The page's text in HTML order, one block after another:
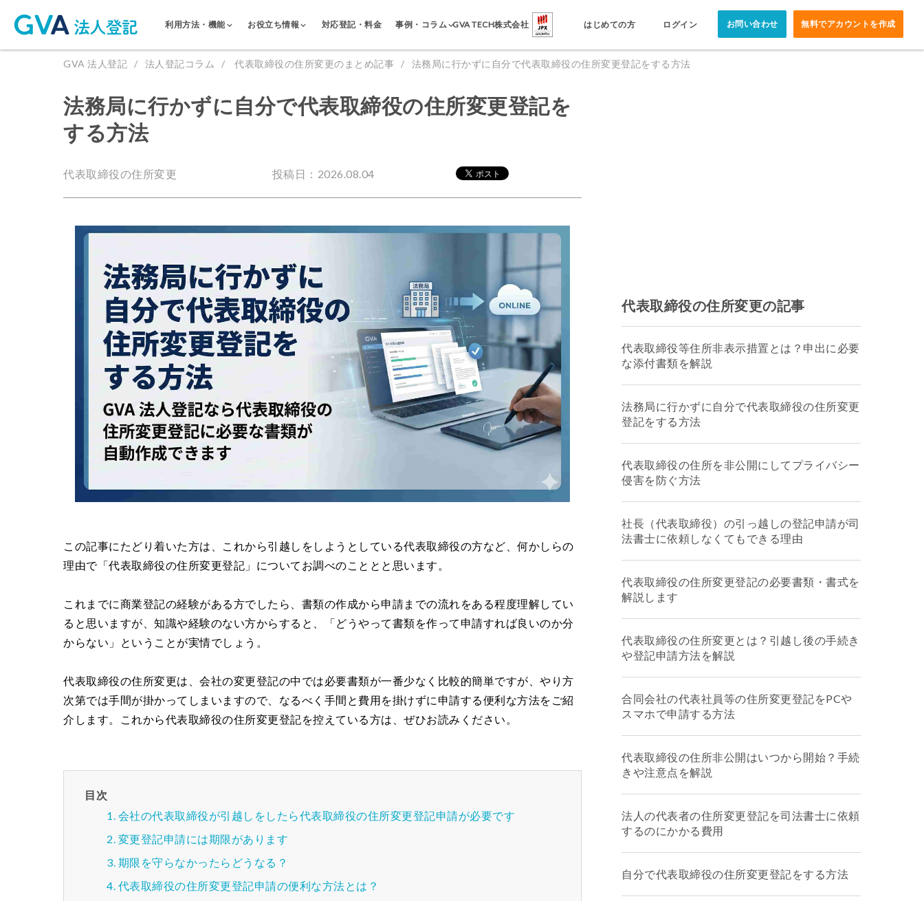
利用方法・機能 お役立ち情報 対応登記・料金 事例・コラム GVA TECH株式会社 はじめての方 ログイン お問い合わせ 無料でアカウントを作成
GVA 法人登記 法人登記コラム 代表取締役の住所変更のまとめ記事 法務局に行かずに自分で代表取締役の住所変更登記をする方法
法務局に行かずに自分で代表取締役の住所変更登記を
する方法
代表取締役の住所変更 投稿日：2026.08.04
この記事にたどり着いた方は、これから引越しをしようとしている代表取締役の方など、何かしらの
理由で「代表取締役の住所変更登記」についてお調べのこととと思います。
これまでに商業登記の経験がある方でしたら、書類の作成から申請までの流れをある程度理解してい
ると思いますが、知識や経験のない方からすると、「どうやって書類を作って申請すれば良いのか分
からない」ということが実情でしょう。
代表取締役の住所変更は、会社の変更登記の中では必要書類が一番少なく比較的簡単ですが、やり方
次第では手間が掛かってしまいますので、なるべく手間と費用を掛けずに申請する便利な方法をご紹
介します。これから代表取締役の住所変更登記を控えている方は、ぜひお読みください。
目次
会社の代表取締役が引越しをしたら代表取締役の住所変更登記申請が必要です
変更登記申請には期限があります
期限を守らなかったらどうなる？
代表取締役の住所変更登記申請の便利な方法とは？
代表取締役の住所変更の記事
代表取締役等住所非表示措置とは？申出に必要
な添付書類を解説
法務局に行かずに自分で代表取締役の住所変更
登記をする方法
代表取締役の住所を非公開にしてプライバシー
侵害を防ぐ方法
社長（代表取締役）の引っ越しの登記申請が司
法書士に依頼しなくてもできる理由
代表取締役の住所変更登記の必要書類・書式を
解説します
代表取締役の住所変更とは？引越し後の手続き
や登記申請方法を解説
合同会社の代表社員等の住所変更登記をPCや
スマホで申請する方法
代表取締役の住所非公開はいつから開始？手続
きや注意点を解説
法人の代表者の住所変更登記を司法書士に依頼
するのにかかる費用
自分で代表取締役の住所変更登記をする方法